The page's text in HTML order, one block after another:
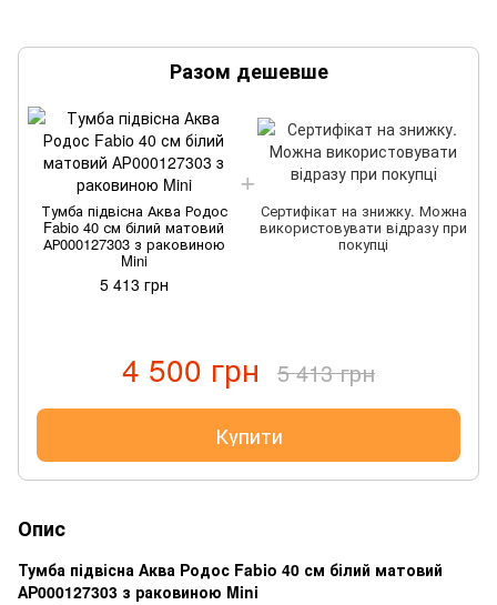
Разом дешевше
Тумба підвісна Аква Родос
Fabio 40 см білий матовий
АР000127303 з раковиною
Mini
5 413 грн
Сертифікат на знижку. Можна
використовувати відразу при
покупці
4 500 грн 5 413 грн
Купити
Опис
Тумба підвісна Аква Родос Fabio 40 см білий матовий
АР000127303 з раковиною Mini